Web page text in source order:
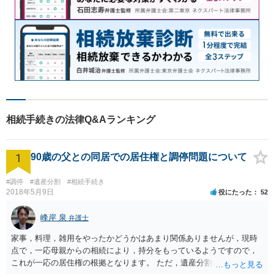
相続手続きの法律Q&Aランキング
1 90歳の父との同居での居住権と調停問題について
#調停 #遺産分割 #相続手続き
2018年5月9日 役にたった 52
峰岸 泉 弁護士
家事，料理，雑用をやったかどうかはあまり関係ありませんが，現時
点で，一応母親からの相続により，持分をもっているようですので，
これが一応の居住権の根拠となります。 ただ，遺産分割により，母の